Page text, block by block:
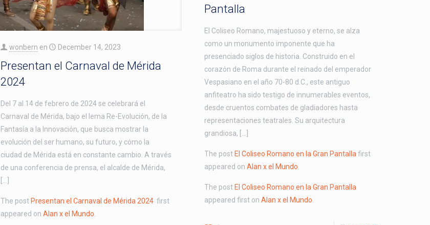
wonbern en December 14, 2023
Presentan el Carnaval de Mérida
2024
Del 7 al 14 de febrero de 2024 se celebrará el
Carnaval de Mérida, bajo el lema Re-Evolución, de la
Fantasía a la Innovación, que busca mostrar la
evolución del ser humano, su futuro, y cómo la
ciudad de Mérida está en constante cambio. A través
de una conferencia de prensa, el alcalde de Mérida,
The post Presentan el Carnaval de Mérida 2024 first
appeared on Alan x el Mundo
Pantalla
El Coliseo Romano, majestuoso y eterno, se alza
como un monumento imponente que ha
presenciado siglos de historia. Construido en el
corazón de Roma durante el reinado del emperador
Vespasiano en el año 70-80 d.C., este antiguo
anfiteatro ha sido testigo de innumerables eventos,
desde cruentos combates de gladiadores hasta
representaciones teatrales. Su arquitectura
grandiosa, […]
The post El Coliseo Romano en la Gran Pantalla first
appeared onAlan x el Mundo
The post El Coliseo Romano en la Gran Pantalla
appeared first onAlan x el Mundo